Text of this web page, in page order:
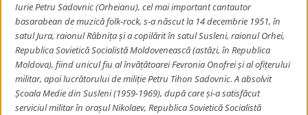
Iurie Petru Sadovnic (Orheianu), cel mai important cantautor
basarabean de muzică folk-rock, s-a născut la 14 decembrie 1951, în
satul Jura, raionul Râbnița și a copilărit în satul Susleni, raionul Orhei,
Republica Sovietică Socialistă Moldovenească (astăzi, în Republica
Moldova), fiind unicul fiu al învățătoarei Fevronia Onofrei și al ofițerului
militar, apoi lucrătorului de miliție Petru Tihon Sadovnic. A absolvit
Școala Medie din Susleni (1959-1969), după care și-a satisfăcut
serviciul militar în orașul Nikolaev, Republica Sovietică Socialistă